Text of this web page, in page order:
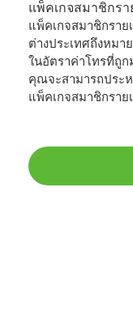
แพ็คเกจสมาชิกรา
แพ็คเกจสมาชิกรา
ต่างประเทศถึงหม
ในอัตราค่าโทรที่ถู
คุณจะสามารถประ
แพ็คเกจสมาชิกราย